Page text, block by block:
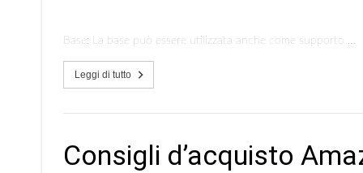
Base: La base può essere utilizzata anche come supporto …
Leggi di tutto
Consigli d’acquisto